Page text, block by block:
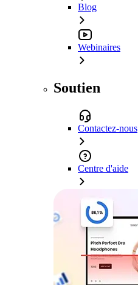
Blog
Webinaires
Soutien
Contactez-nous
Centre d'aide